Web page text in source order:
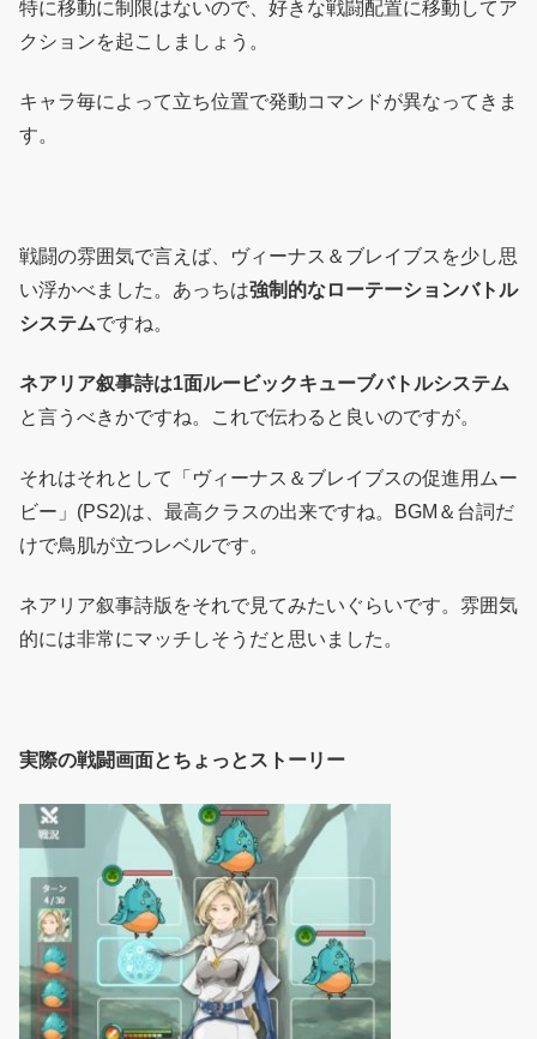
特に移動に制限はないので、好きな戦闘配置に移動してア
クションを起こしましょう。
キャラ毎によって立ち位置で発動コマンドが異なってきま
す。
戦闘の雰囲気で言えば、ヴィーナス＆ブレイブスを少し思
い浮かべました。あっちは強制的なローテーションバトル
システムですね。
ネアリア叙事詩は1面ルービックキューブバトルシステム
と言うべきかですね。これで伝わると良いのですが。
それはそれとして「ヴィーナス＆ブレイブスの促進用ムー
ビー」(PS2)は、最高クラスの出来ですね。BGM＆台詞だ
けで鳥肌が立つレベルです。
ネアリア叙事詩版をそれで見てみたいぐらいです。雰囲気
的には非常にマッチしそうだと思いました。
実際の戦闘画面とちょっとストーリー